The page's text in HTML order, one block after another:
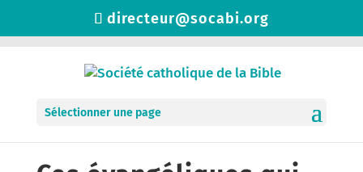
directeur@socabi.org
Sélectionner une page